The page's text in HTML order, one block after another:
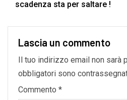
scadenza sta per saltare !
Lascia un commento
Il tuo indirizzo email non sarà
obbligatori sono
Commento *